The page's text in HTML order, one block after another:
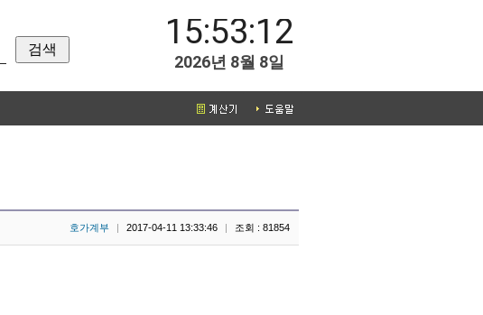
15:53:13
2026년 8월 8일
호가계부 | 2017-04-11 13:33:46 | 조회 : 81854